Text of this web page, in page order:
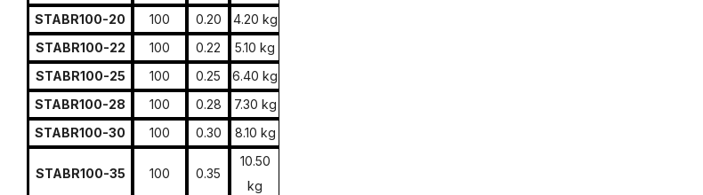
STABR100-20
100 0.20
4.20 kg
STABR100-22
100 0.22
5.10 kg
STABR100-25
100 0.25
6.40 kg
STABR100-28
100 0.28
7.30 kg
STABR100-30
100 0.30 8.10 kg
STABR100-35 100 0.35
10.50
kg